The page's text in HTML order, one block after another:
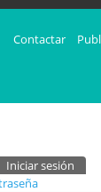
Contactar
Iniciar sesión